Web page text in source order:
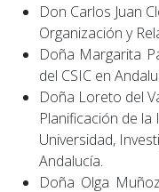
Don Carlos Juan
Organización y
Doña Margarita
del CSIC en
Doña Loreto del
Planificación de la
Universidad,
Andalucía.
Doña Olga